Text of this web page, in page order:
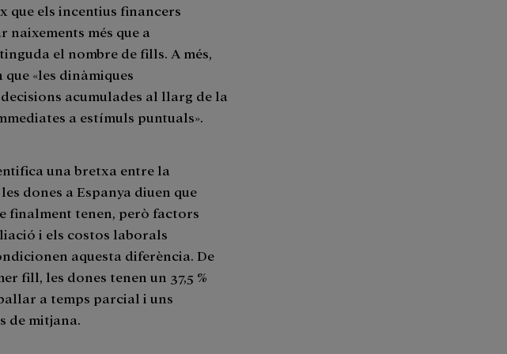
que els incentius financers
naixements més que a
el nombre de fills. A més,
«les dinàmiques
acumulades al llarg de la
a estímuls puntuals».
una bretxa entre la
dones a Espanya diuen que
finalment tenen, però factors
i els costos laborals
aquesta diferència. De
fill, les dones tenen un 37,5 %
a temps parcial i uns
de mitjana.